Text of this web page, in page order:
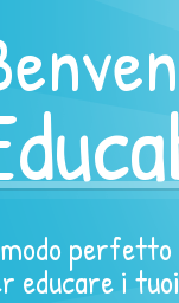
perfetto
educare i